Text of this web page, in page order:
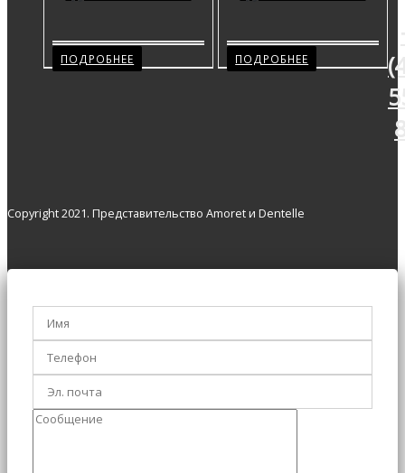
ПОДРОБНЕЕ ПОДРОБНЕЕ
Copyright 2021. Представительство Amoret и Dentelle